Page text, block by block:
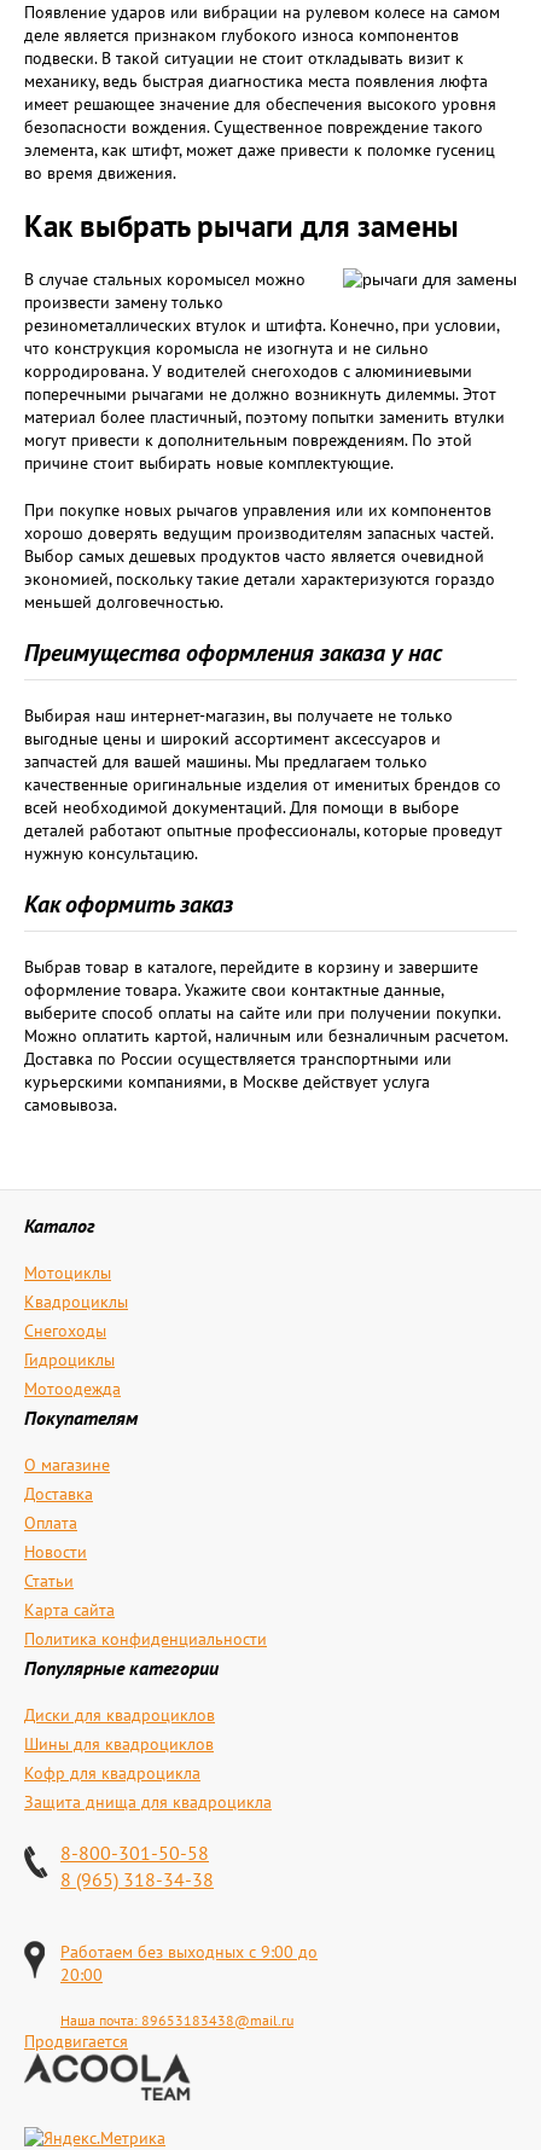
Появление ударов или вибрации на рулевом колесе на самом
деле является признаком глубокого износа компонентов
подвески. В такой ситуации не стоит откладывать визит к
механику, ведь быстрая диагностика места появления люфта
имеет решающее значение для обеспечения высокого уровня
безопасности вождения. Существенное повреждение такого
элемента, как штифт, может даже привести к поломке гусениц
во время движения.
Как выбрать рычаги для замены
В случае стальных коромысел можно
произвести замену только
резинометаллических втулок и штифта. Конечно, при условии,
что конструкция коромысла не изогнута и не сильно
корродирована. У водителей снегоходов с алюминиевыми
поперечными рычагами не должно возникнуть дилеммы. Этот
материал более пластичный, поэтому попытки заменить втулки
могут привести к дополнительным повреждениям. По этой
причине стоит выбирать новые комплектующие.
При покупке новых рычагов управления или их компонентов
хорошо доверять ведущим производителям запасных частей.
Выбор самых дешевых продуктов часто является очевидной
экономией, поскольку такие детали характеризуются гораздо
меньшей долговечностью.
Преимущества оформления заказа у нас
Выбирая наш интернет-магазин, вы получаете не только
выгодные цены и широкий ассортимент аксессуаров и
запчастей для вашей машины. Мы предлагаем только
качественные оригинальные изделия от именитых брендов со
всей необходимой документаций. Для помощи в выборе
деталей работают опытные профессионалы, которые проведут
нужную консультацию.
Как оформить заказ
Выбрав товар в каталоге, перейдите в корзину и завершите
оформление товара. Укажите свои контактные данные,
выберите способ оплаты на сайте или при получении покупки.
Можно оплатить картой, наличным или безналичным расчетом.
Доставка по России осуществляется транспортными или
курьерскими компаниями, в Москве действует услуга
самовывоза.
Каталог
Мотоциклы
Квадроциклы
Снегоходы
Гидроциклы
Мотоодежда
Покупателям
О магазине
Доставка
Оплата
Новости
Статьи
Карта сайта
Политика конфиденциальности
Популярные категории
Диски для квадроциклов
Шины для квадроциклов
Кофр для квадроцикла
Защита днища для квадроцикла
8-800-301-50-58
8 (965) 318-34-38
Работаем без выходных с 9:00 до
20:00
Наша почта: 89653183438@mail.ru
Продвигается